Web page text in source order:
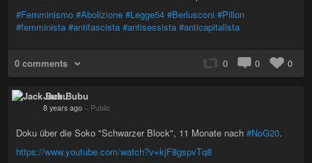
#Femminismo #Abolizione #Legge54 #Berlusconi #Pillon
#femminista #antifascista #antisessista #anticapitalista
0 comments 0 0 0
Jack Bubu
8 years ago – Public
Doku über die Soko "Schwarzer Block", 11 Monate nach #NoG20.
https://www.youtube.com/watch?v=kjF8gspvTq8